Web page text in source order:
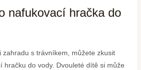
nafukovací hračka do
zahradu s trávníkem, můžete zkusit
hračku do vody. Dvouleté dítě si může